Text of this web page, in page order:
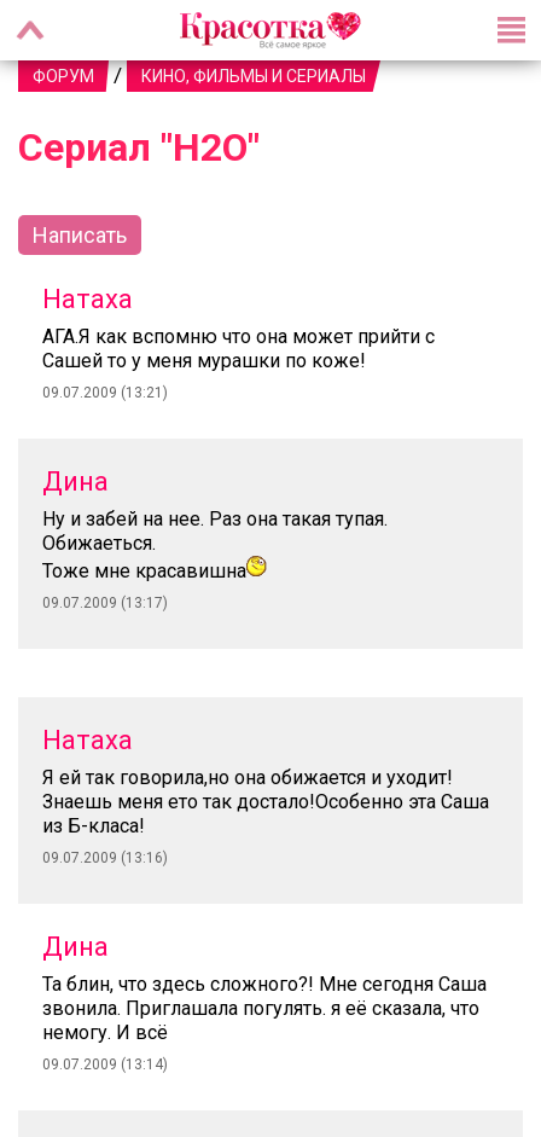
ФОРУМ / КИНО, ФИЛЬМЫ И СЕРИАЛЫ
Сериал "Н2О"
Написать
Натаха
АГА.Я как вспомню что она может прийти с
Сашей то у меня мурашки по коже!
09.07.2009 (13:21)
Дина
Ну и забей на нее. Раз она такая тупая.
Обижаеться.
Тоже мне красавишна
09.07.2009 (13:17)
Натаха
Я ей так говорила,но она обижается и уходит!
Знаешь меня ето так достало!Особенно эта Саша
из Б-класа!
09.07.2009 (13:16)
Дина
Та блин, что здесь сложного?! Мне сегодня Саша
звонила. Приглашала погулять. я её сказала, что
немогу. И всё
09.07.2009 (13:14)